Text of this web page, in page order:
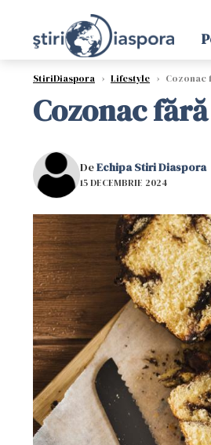
StiriDiaspora › Lifestyle › Cozonac
Cozonac
DeEchipa Stiri Diaspora
15 DECEMBRIE 2024